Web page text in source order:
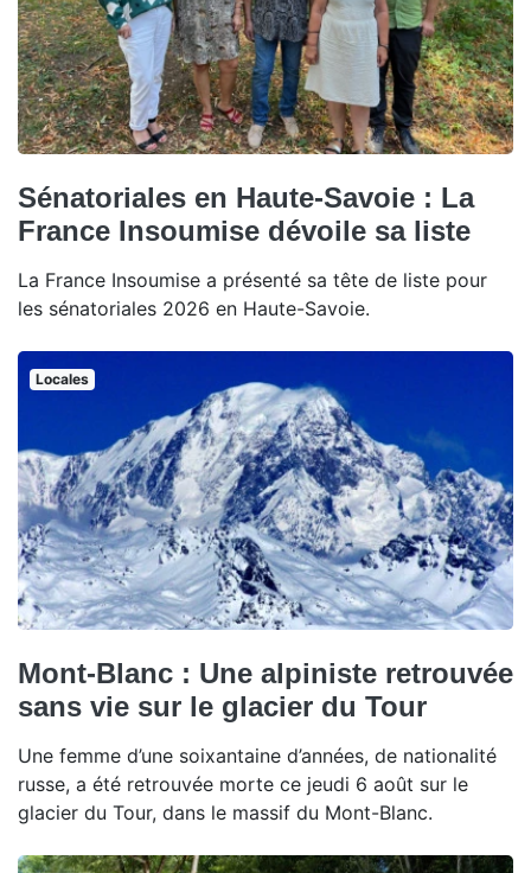
Sénatoriales en Haute-Savoie : La
France Insoumise dévoile sa liste
La France Insoumise a présenté sa tête de liste pour
les sénatoriales 2026 en Haute-Savoie.
Locales
Mont-Blanc : Une alpiniste retrouvée
sans vie sur le glacier du Tour
Une femme d’une soixantaine d’années, de nationalité
russe, a été retrouvée morte ce jeudi 6 août sur le
glacier du Tour, dans le massif du Mont-Blanc.